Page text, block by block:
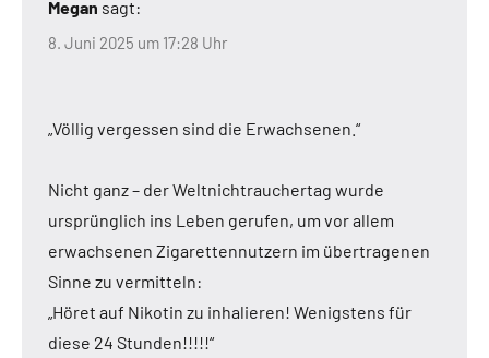
Megan sagt:
8. Juni 2025 um 17:28 Uhr
„Völlig vergessen sind die Erwachsenen.“
Nicht ganz – der Weltnichtrauchertag wurde
ursprünglich ins Leben gerufen, um vor allem
erwachsenen Zigarettennutzern im übertragenen
Sinne zu vermitteln:
„Höret auf Nikotin zu inhalieren! Wenigstens für
diese 24 Stunden!!!!!“